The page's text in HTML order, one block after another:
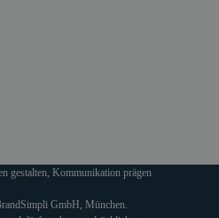
gestalten, Kommunikation prägen
GmbH, München.